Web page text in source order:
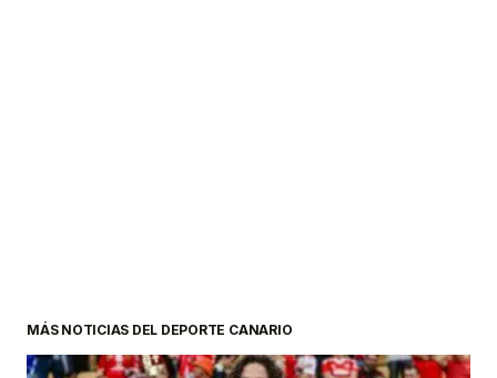
MÁS NOTICIAS DEL DEPORTE CANARIO